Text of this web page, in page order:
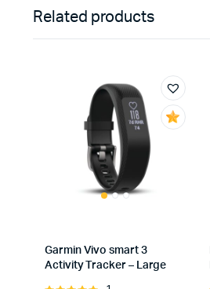
Related products
Garmin Vivo smart 3
Activity Tracker – Large